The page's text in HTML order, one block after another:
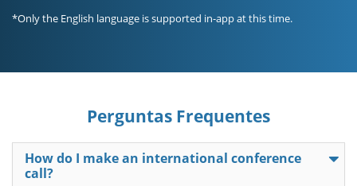
*Only the English language is supported in-app at this time.
Perguntas Frequentes
How do I make an international conference
call?